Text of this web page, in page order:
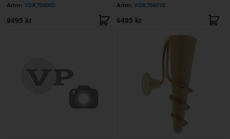
Artnr: VOK70400S
9495 kr
Artnr: VOK70401S
6495 kr